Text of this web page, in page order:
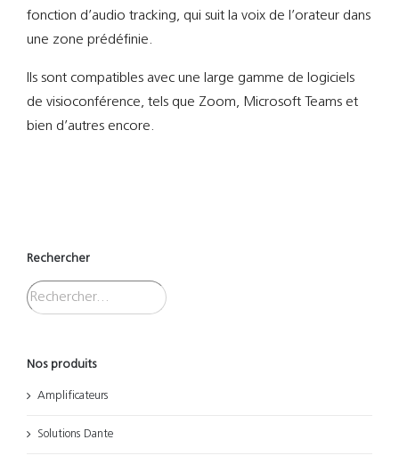
fonction d’audio tracking, qui suit la voix de l’orateur dans
une zone prédéfinie.
Ils sont compatibles avec une large gamme de logiciels
de visioconférence, tels que Zoom, Microsoft Teams et
bien d’autres encore.
Rechercher
Nos produits
Amplificateurs
Solutions Dante